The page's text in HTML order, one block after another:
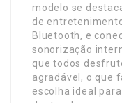
modelo se
de
Bluetooth, e
sonorização
que todos
agradável, o que
escolha ideal